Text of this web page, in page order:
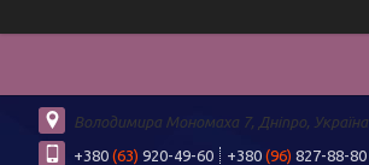
Володимира Мономаха 7, Дніпро, Україна
+380 (63) 920-49-60 +380 (96) 827-88-80